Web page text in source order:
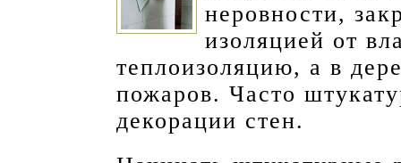
неровности,
изоляцией от
теплоизоляцию, а в
пожаров. Часто
декорации стен.